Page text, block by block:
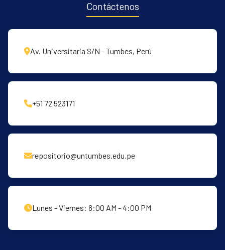
Contáctenos
Av. Universitaria S/N - Tumbes, Perú
+51 72 523171
repositorio@untumbes.edu.pe
Lunes - Viernes: 8:00 AM - 4:00 PM